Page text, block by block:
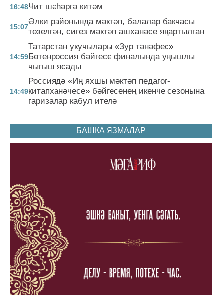
16:48Чит шәһәргә китәм
15:07
Әлки районында мәктәп, балалар бакчасы
төзелгән, сигез мәктәп ашханәсе яңартылган
14:59
Татарстан укучылары «Зур тәнәфес»
Бөтенроссия бәйгесе финалында уңышлы
чыгыш ясады
14:49
Россиядә «Иң яхшы мәктәп педагог-
китапханәчесе» бәйгесенең икенче сезонына
гаризалар кабул ителә
БАШКА ЯЗМАЛАР